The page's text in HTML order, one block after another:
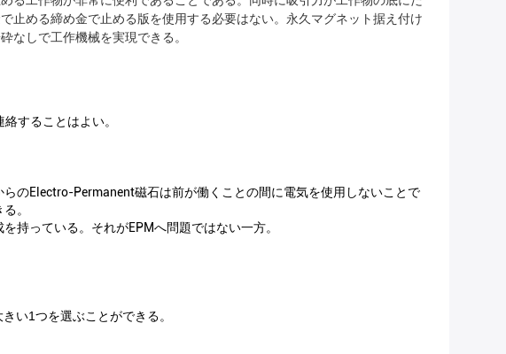
止める締め金で止める版を使用する必要はない。永久マグネット据え付け
なしで工作機械を実現できる。
することはよい。
のelectro-Permanent磁石は前が働くことの間に電気を使用しないことで
。
持っている。それがEPMへ問題ではない一方。
い1つを選ぶことができる。